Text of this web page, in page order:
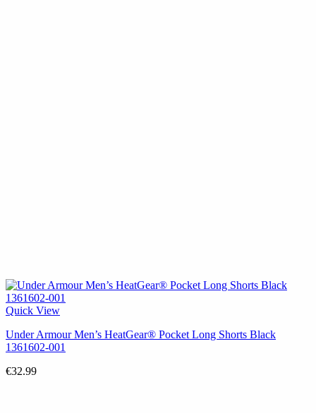
Quick View
Under Armour Men’s HeatGear® Pocket Long Shorts Black
1361602-001
€32.99